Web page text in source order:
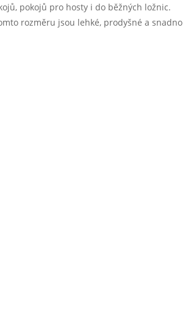
pokojů pro hosty i do běžných ložnic.
rozměru jsou lehké, prodyšné a snadno